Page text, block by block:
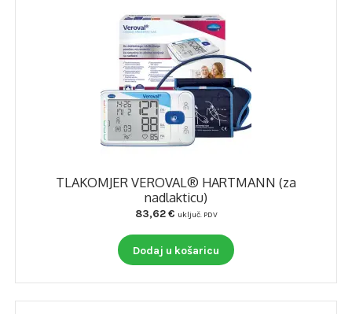
TLAKOMJER VEROVAL® HARTMANN (za
nadlakticu)
83,62€ uključ. PDV
Dodaj u košaricu